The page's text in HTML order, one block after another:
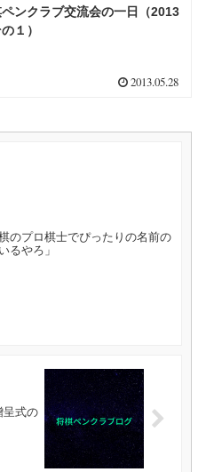
ンクラブ交流会の一日（2013
１）
2013.05.28
棋のプロ棋士でぴったりの名前の
るやろ」
呈式の